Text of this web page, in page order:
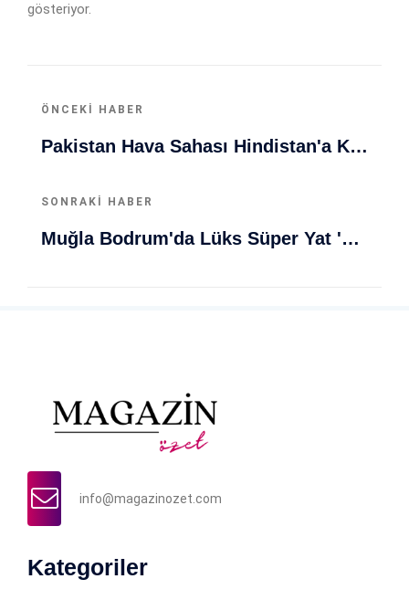
gösteriyor.
ÖNCEKI HABER
Pakistan Hava Sahası Hindistan'a Kapatıldı! Detaylar Gazetelerde
SONRAKI HABER
Muğla Bodrum'da Lüks Süper Yat 'Golden Odyssey' Demirledi
info@magazinozet.com
Kategoriler